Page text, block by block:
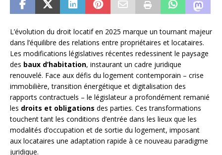
L’évolution du droit locatif en 2025 marque un tournant majeur
dans l’équilibre des relations entre propriétaires et locataires.
Les modifications législatives récentes redessinent le paysage
des baux d’habitation, instaurant un cadre juridique
renouvelé. Face aux défis du logement contemporain – crise
immobilière, transition énergétique et digitalisation des
rapports contractuels – le législateur a profondément remanié
les droits et obligations des parties. Ces transformations
touchent tant les conditions d’entrée dans les lieux que les
modalités d’occupation et de sortie du logement, imposant
aux locataires une adaptation rapide à ce nouveau paradigme
juridique.